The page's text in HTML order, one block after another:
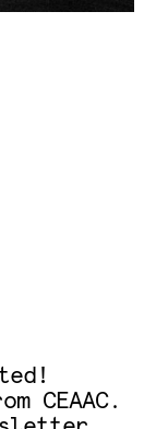
CEAAC.